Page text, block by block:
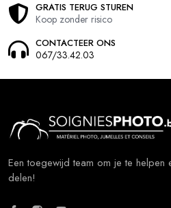
GRATIS TERUG STUREN
Koop zonder risico
CONTACTEER ONS
067/33.42.03
Een toegewijd team om je te helpen
delen!